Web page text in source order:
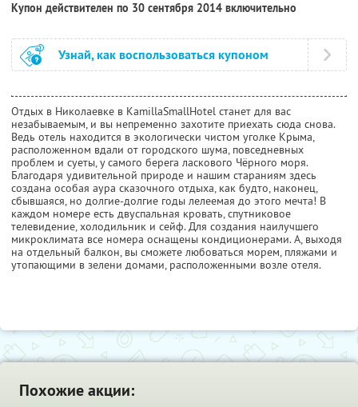
Купон действителен по 30 сентября 2014 включительно
Узнай, как воспользоваться купоном
Отдых в Николаевке в KamillaSmallHotel станет для вас
незабываемым, и вы непременно захотите приехать сюда снова.
Ведь отель находится в экологически чистом уголке Крыма,
расположенном вдали от городского шума, повседневных
проблем и суеты, у самого берега ласкового Чёрного моря.
Благодаря удивительной природе и нашим стараниям здесь
создана особая аура сказочного отдыха, как будто, наконец,
сбывшаяся, но долгие-долгие годы лелеемая до этого мечта! В
каждом номере есть двуспальная кровать, спутниковое
телевидение, холодильник и сейф. Для создания наилучшего
микроклимата все номера оснащены кондиционерами. А, выходя
на отдельный балкон, вы сможете любоваться морем, пляжами и
утопающими в зелени домами, расположенными возле отеля.
Похожие акции: